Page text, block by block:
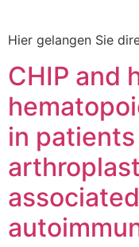
Hier gelangen Sie
CHIP and
in